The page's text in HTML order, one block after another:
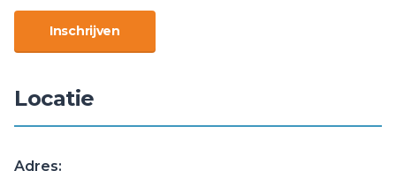
Inschrijven
Locatie
Adres: